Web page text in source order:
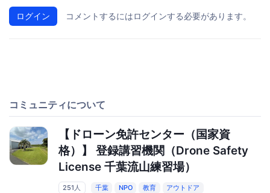
ログイン コメントするにはログインする必要があります。
コミュニティについて
【ドローン免許センター（国家資
格）】 登録講習機関（Drone Safety
License 千葉流山練習場）
251人 千葉 NPO 教育
アウトドア